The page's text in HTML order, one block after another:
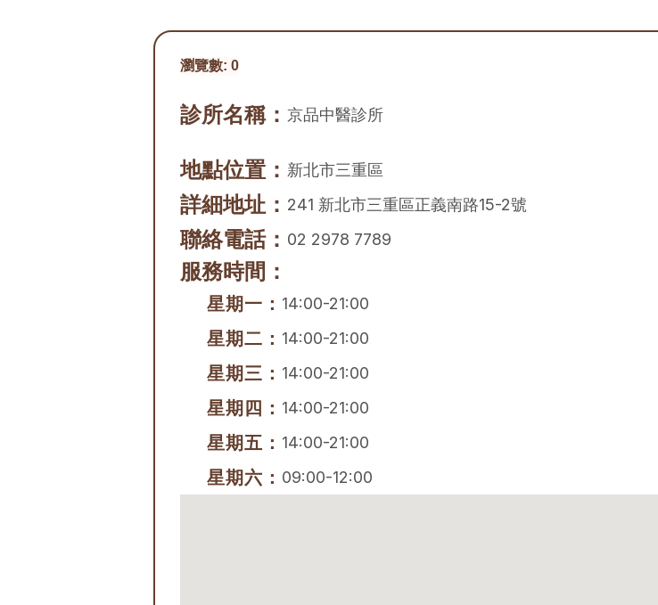
瀏覽數: 0
診所名稱： 京品中醫診所
地點位置： 新北市三重區
詳細地址： 241 新北市三重區正義南路15-2號
聯絡電話： 02 2978 7789
服務時間：
星期一： 14:00-21:00
星期二： 14:00-21:00
星期三： 14:00-21:00
星期四： 14:00-21:00
星期五： 14:00-21:00
星期六： 09:00-12:00